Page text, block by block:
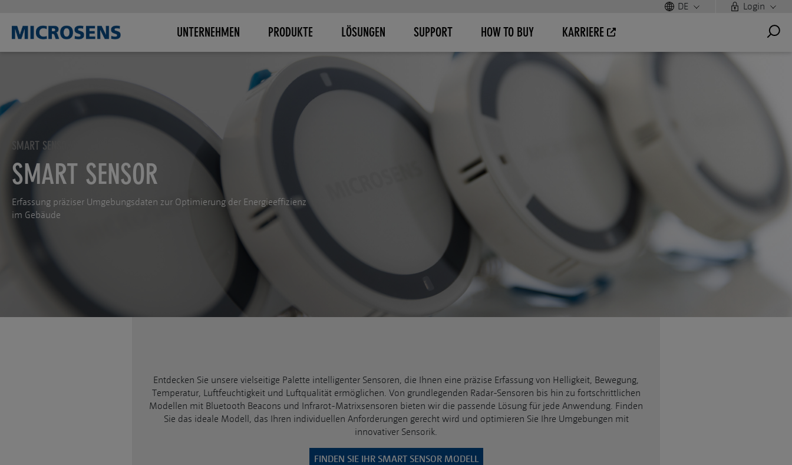
DE Login
UNTERNEHMEN PRODUKTE LÖSUNGEN SUPPORT HOW TO BUY KARRIERE
SMART SENSOR
SMART SENSOR
Erfassung präziser Umgebungsdaten zur Optimierung der Energieeffizienz
im Gebäude
Entdecken Sie unsere vielseitige Palette intelligenter Sensoren, die Ihnen eine präzise Erfassung von Helligkeit, Bewegung,
Temperatur, Luftfeuchtigkeit und Luftqualität ermöglichen. Von grundlegenden Radar-Sensoren bis hin zu fortschrittlichen
Modellen mit Bluetooth Beacons und Infrarot-Matrixsensoren bieten wir die passende Lösung für jede Anwendung. Finden
Sie das ideale Modell, das Ihren individuellen Anforderungen gerecht wird und optimieren Sie Ihre Umgebungen mit
innovativer Sensorik.
FINDEN SIE IHR SMART SENSOR MODELL